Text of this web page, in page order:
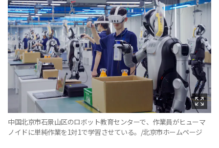
中国北京市石景山区のロボット教育センターで、作業員がヒューマ
ノイドに単純作業を1対1で学習させている。/北京市ホームページ